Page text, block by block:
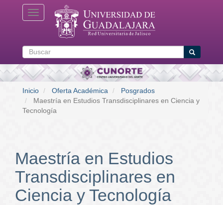
Toggle navigation
Buscar Buscar
Inicio Oferta Académica
Posgrados
Maestría en Estudios Transdisciplinares en Ciencia y
Tecnología
Maestría en Estudios
Transdisciplinares en
Ciencia y Tecnología